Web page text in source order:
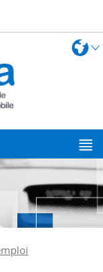
de